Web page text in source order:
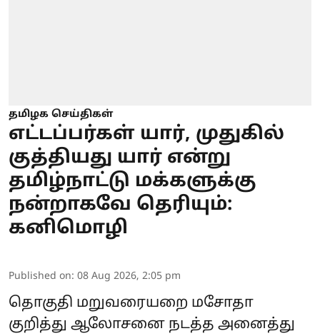
தமிழக செய்திகள்
எட்டப்பர்கள் யார், முதுகில்
குத்தியது யார் என்று
தமிழ்நாட்டு மக்களுக்கு
நன்றாகவே தெரியும்:
கனிமொழி
Published on: 08 Aug 2026, 2:05 pm
தொகுதி மறுவரையறை மசோதா
குறித்து ஆலோசனை நடத்த அனைத்து